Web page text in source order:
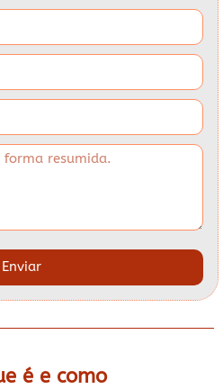
Enviar
é e como